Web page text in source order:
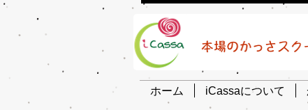
ホーム iCassaについて